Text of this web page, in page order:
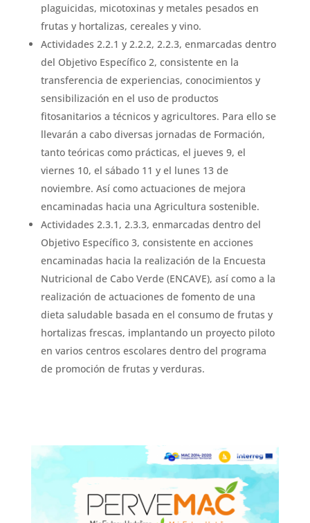
plaguicidas, micotoxinas y metales pesados en
frutas y hortalizas, cereales y vino.
Actividades 2.2.1 y 2.2.2, 2.2.3, enmarcadas dentro
del Objetivo Específico 2, consistente en la
transferencia de experiencias, conocimientos y
sensibilización en el uso de productos
fitosanitarios a técnicos y agricultores. Para ello se
llevarán a cabo diversas jornadas de Formación,
tanto teóricas como prácticas, el jueves 9, el
viernes 10, el sábado 11 y el lunes 13 de
noviembre. Así como actuaciones de mejora
encaminadas hacia una Agricultura sostenible.
Actividades 2.3.1, 2.3.3, enmarcadas dentro del
Objetivo Específico 3, consistente en acciones
encaminadas hacia la realización de la Encuesta
Nutricional de Cabo Verde (ENCAVE), así como a la
realización de actuaciones de fomento de una
dieta saludable basada en el consumo de frutas y
hortalizas frescas, implantando un proyecto piloto
en varios centros escolares dentro del programa
de promoción de frutas y verduras.